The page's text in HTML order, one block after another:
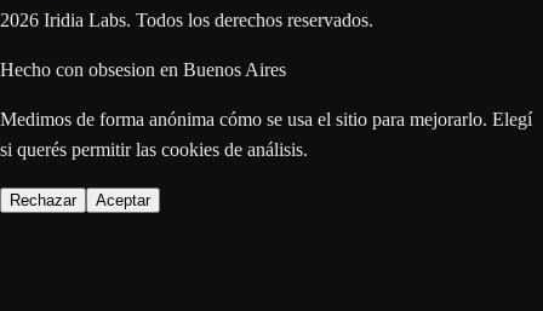
2026 Iridia Labs. Todos los derechos reservados.
Hecho con obsesion en Buenos Aires
Medimos de forma anónima cómo se usa el sitio para mejorarlo. Elegí
si querés permitir las cookies de análisis.
Rechazar Aceptar